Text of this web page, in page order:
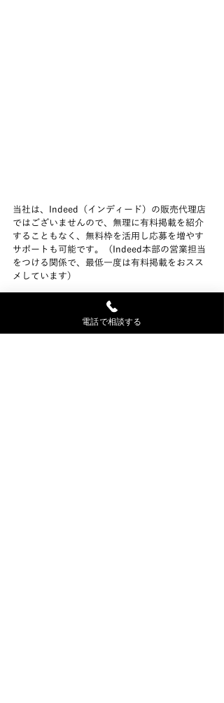
当社は、Indeed（インディード）の販売代理店
ではございませんので、無理に有料掲載を紹介
することもなく、無料枠を活用し応募を増やす
サポートも可能です。（Indeed本部の営業担当
をつける関係で、最低一度は有料掲載をおスス
メしています）
まだまだIndeed掲載における対策をとられてい
ない会社が多い中、少しでも先に開始されたい
企業様はお気軽にお問い合わせください。
電話で相談する